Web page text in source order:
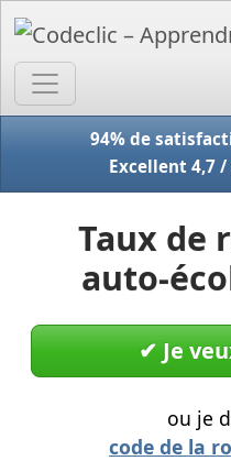
94% de
Excellent 4,7 /
Taux de
auto-
✔︎ Je
ou je
code de la